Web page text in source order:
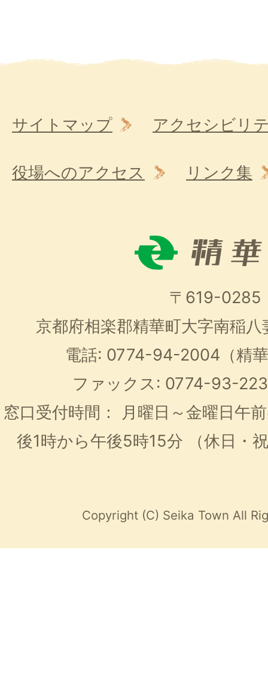
サイトマップ アクセシビリ
役場へのアクセス リンク集
〒619-0285
京都府相楽郡精華町大字南稲
電話: 0774-94-2004（精
ファックス: 0774-93-
窓口受付時間：
月曜日～金曜日午
後1時から午後5時15分
（休日・
Copyright (C) Seika Town All